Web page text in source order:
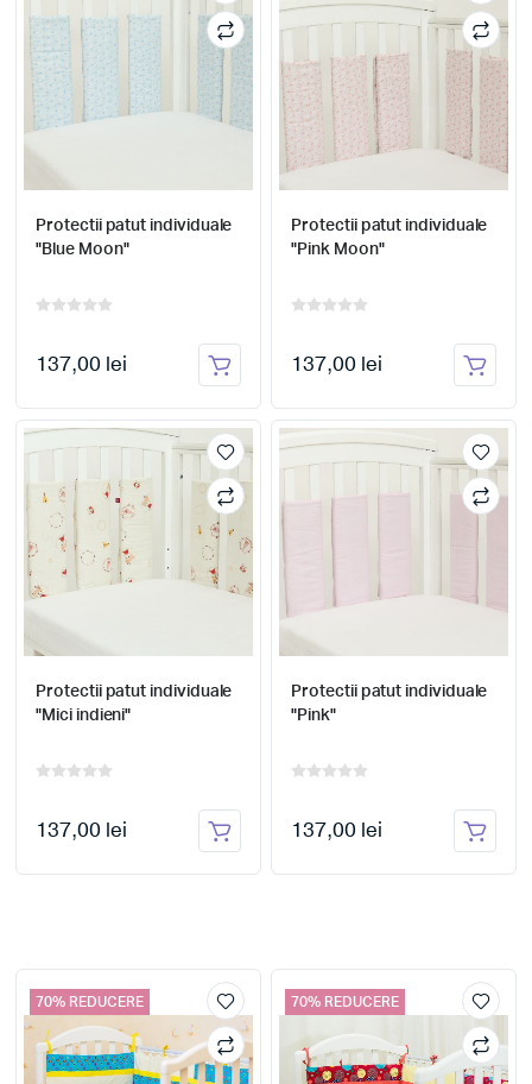
Protectii patut individuale
"Blue Moon"
137,00 lei
Protectii patut individuale
"Pink Moon"
137,00 lei
Protectii patut individuale
"Mici indieni"
137,00 lei
Protectii patut individuale
"Pink"
137,00 lei
70% REDUCERE 70% REDUCERE